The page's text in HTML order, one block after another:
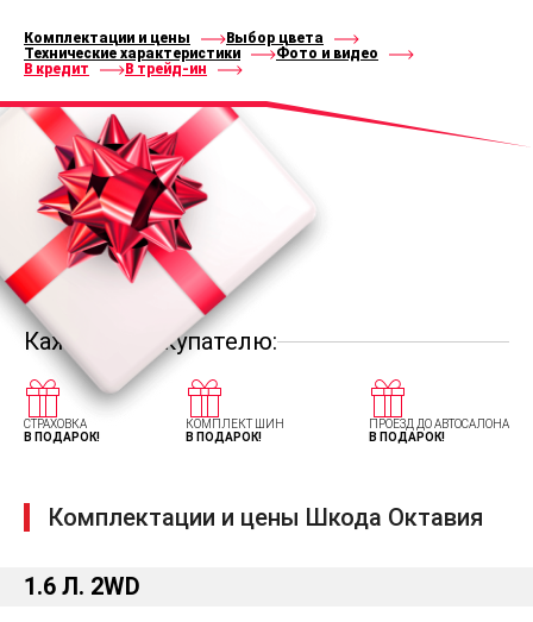
Комплектации и цены
Выбор цвета
Технические характеристики
Фото и видео
В кредит
В трейд-ин
Каждому покупателю:
СТРАХОВКА
В ПОДАРОК!
КОМПЛЕКТ ШИН
В ПОДАРОК!
ПРОЕЗД ДО АВТОСАЛОНА
В ПОДАРОК!
Комплектации и цены Шкода Октавия
1.6 Л. 2WD